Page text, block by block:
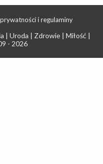
i regulaminy
| Uroda | Zdrowie | Miłość |
- 2026